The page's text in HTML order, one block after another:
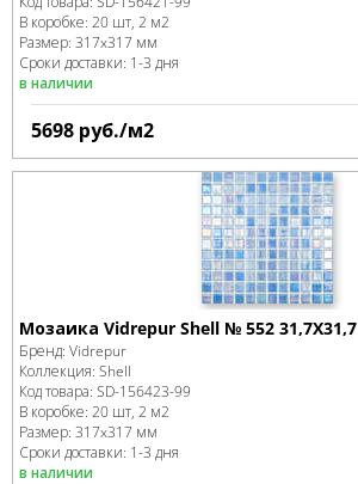
В коробке: 20 шт, 2 м2
Размер: 317x317 мм
Сроки доставки: 1-3 дня
в наличии
5698 руб./м2
Мозаика Vidrepur Shell № 552 31,7Х31,7
Бренд: Vidrepur
Коллекция: Shell
Код товара: SD-156423-99
В коробке: 20 шт, 2 м2
Размер: 317x317 мм
Сроки доставки: 1-3 дня
в наличии